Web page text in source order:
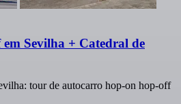
Sevilha + Catedral de
tour de autocarro hop-on hop-off